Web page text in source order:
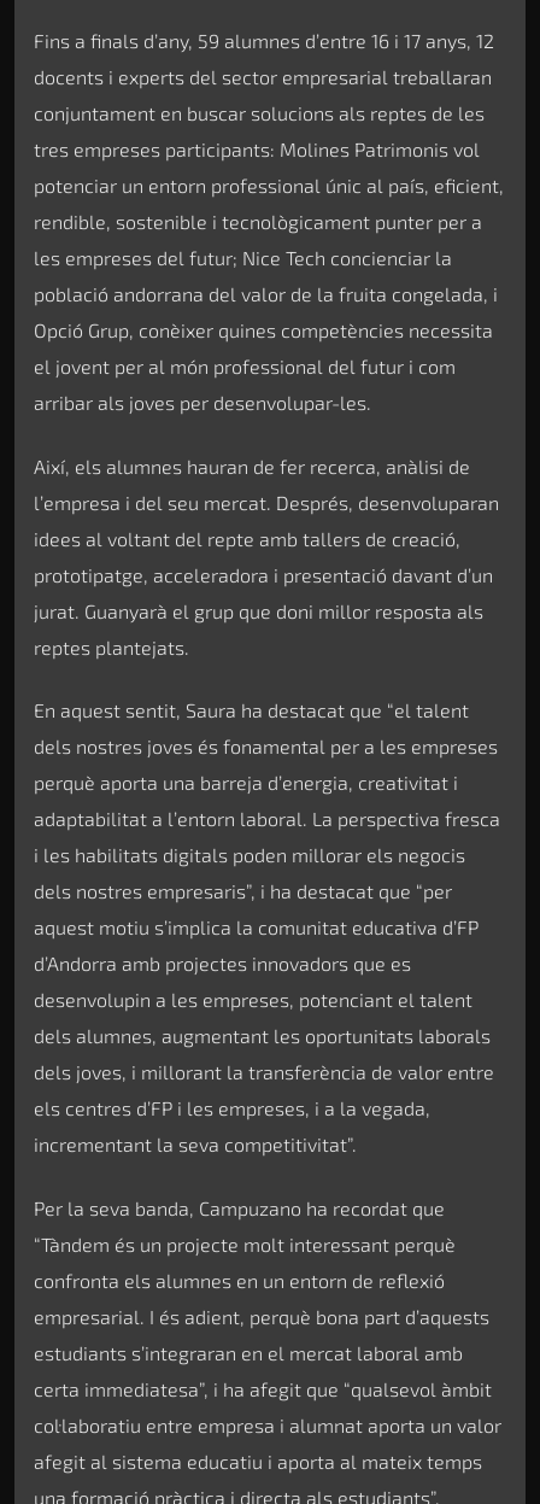
Fins a finals d’any, 59 alumnes d’entre 16 i 17 anys, 12
docents i experts del sector empresarial treballaran
conjuntament en buscar solucions als reptes de les
tres empreses participants: Molines Patrimonis vol
potenciar un entorn professional únic al país, eficient,
rendible, sostenible i tecnològicament punter per a
les empreses del futur; Nice Tech concienciar la
població andorrana del valor de la fruita congelada, i
Opció Grup, conèixer quines competències necessita
el jovent per al món professional del futur i com
arribar als joves per desenvolupar-les.
Així, els alumnes hauran de fer recerca, anàlisi de
l’empresa i del seu mercat. Després, desenvoluparan
idees al voltant del repte amb tallers de creació,
prototipatge, acceleradora i presentació davant d’un
jurat. Guanyarà el grup que doni millor resposta als
reptes plantejats.
En aquest sentit, Saura ha destacat que “el talent
dels nostres joves és fonamental per a les empreses
perquè aporta una barreja d’energia, creativitat i
adaptabilitat a l’entorn laboral. La perspectiva fresca
i les habilitats digitals poden millorar els negocis
dels nostres empresaris”, i ha destacat que “per
aquest motiu s’implica la comunitat educativa d’FP
d’Andorra amb projectes innovadors que es
desenvolupin a les empreses, potenciant el talent
dels alumnes, augmentant les oportunitats laborals
dels joves, i millorant la transferència de valor entre
els centres d’FP i les empreses, i a la vegada,
incrementant la seva competitivitat”.
Per la seva banda, Campuzano ha recordat que
“Tàndem és un projecte molt interessant perquè
confronta els alumnes en un entorn de reflexió
empresarial. I és adient, perquè bona part d’aquests
estudiants s’integraran en el mercat laboral amb
certa immediatesa”, i ha afegit que “qualsevol àmbit
col·laboratiu entre empresa i alumnat aporta un valor
afegit al sistema educatiu i aporta al mateix temps
una formació pràctica i directa als estudiants”.